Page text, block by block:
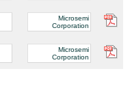
Microsemi
Corporation
Microsemi
Corporation